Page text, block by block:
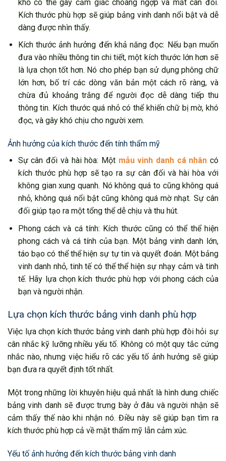
khổ có thể gây cảm giác choáng ngợp và mất cân đối.
Kích thước phù hợp sẽ giúp bảng vinh danh nổi bật và dễ
dàng được nhìn thấy.
Kích thước ảnh hưởng đến khả năng đọc: Nếu bạn muốn
đưa vào nhiều thông tin chi tiết, một kích thước lớn hơn sẽ
là lựa chọn tốt hơn. Nó cho phép bạn sử dụng phông chữ
lớn hơn, bố trí các dòng văn bản một cách rõ ràng, và
chừa đủ khoảng trắng để người đọc dễ dàng tiếp thu
thông tin. Kích thước quá nhỏ có thể khiến chữ bị mờ, khó
đọc, và gây khó chịu cho người xem.
Ảnh hưởng của kích thước đến tính thẩm mỹ
Sự cân đối và hài hòa: Một mẫu vinh danh cá nhân có
kích thước phù hợp sẽ tạo ra sự cân đối và hài hòa với
không gian xung quanh. Nó không quá to cũng không quá
nhỏ, không quá nổi bật cũng không quá mờ nhạt. Sự cân
đối giúp tạo ra một tổng thể dễ chịu và thu hút.
Phong cách và cá tính: Kích thước cũng có thể thể hiện
phong cách và cá tính của bạn. Một bảng vinh danh lớn,
táo bạo có thể thể hiện sự tự tin và quyết đoán. Một bảng
vinh danh nhỏ, tinh tế có thể thể hiện sự nhạy cảm và tinh
tế. Hãy lựa chọn kích thước phù hợp với phong cách của
bạn và người nhận.
Lựa chọn kích thước bảng vinh danh phù hợp
Việc lựa chọn kích thước bảng vinh danh phù hợp đòi hỏi sự
cân nhắc kỹ lưỡng nhiều yếu tố. Không có một quy tắc cứng
nhắc nào, nhưng việc hiểu rõ các yếu tố ảnh hưởng sẽ giúp
bạn đưa ra quyết định tốt nhất.
Một trong những lời khuyên hiệu quả nhất là hình dung chiếc
bảng vinh danh sẽ được trưng bày ở đâu và người nhận sẽ
cảm thấy thế nào khi nhận nó. Điều này sẽ giúp bạn tìm ra
kích thước phù hợp cả về mặt thẩm mỹ lẫn cảm xúc.
Yếu tố ảnh hưởng đến kích thước bảng vinh danh